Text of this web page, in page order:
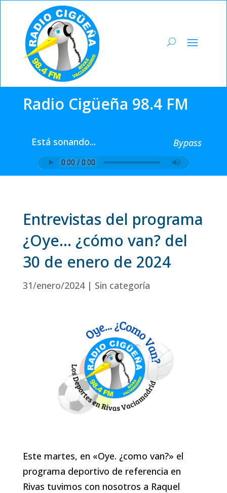
Radio Cigüeña 98.4 FM
Está sonando... Bypass
Entrevistas del programa
¿Oye… ¿cómo van? del
30 de enero de 2024
31/enero/2024| Sin categoría
Este martes, en «Oye. ¿como van?» el
programa deportivo de referencia en
Rivas tuvimos con nosotros a Raquel